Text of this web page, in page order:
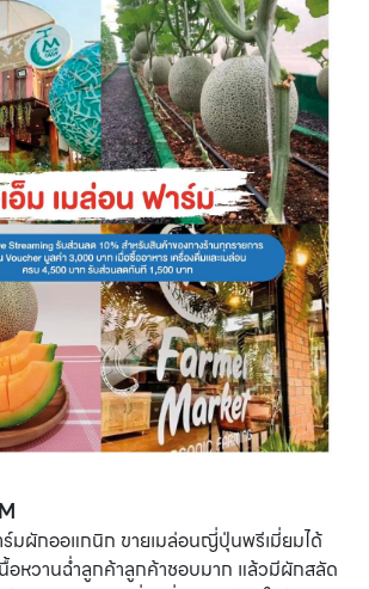
ร์มผักออแกนิก ขายเมล่อนญี่ปุ่นพรีเมี่ยมได้
อหวานฉ่ำลูกค้าลูกค้าชอบมาก แล้วมีผักสลัด